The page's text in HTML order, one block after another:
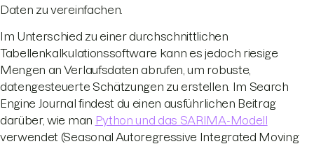
Daten zu vereinfachen.
Im Unterschied zu einer durchschnittlichen
Tabellenkalkulationssoftware kann es jedoch riesige
Mengen an Verlaufsdaten abrufen, um robuste,
datengesteuerte Schätzungen zu erstellen. Im Search
Engine Journal findest du einen ausführlichen Beitrag
darüber, wie man Python und das SARIMA-Modell
verwendet (Seasonal Autoregressive Integrated Moving